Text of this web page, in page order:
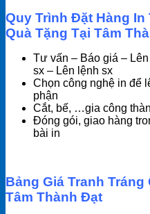
Quy Trình Đặt Hàng
Quà Tặng Tại Tâm
Tư vấn – Báo giá –
sx – Lên lệnh sx
Chọn công nghệ in để
phận
Cắt, bế, …gia công
Đóng gói, giao hàng
bài in
Bảng Giá Tranh
Tâm Thành Đạt